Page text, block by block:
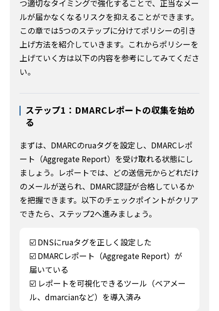
つ適切なタイミングで強化することで、正当なメー
ルが届かなくなるリスクを抑えることができます。
この章では5つのステップに分けてポリシーの引き
上げ方法を紹介していきます。これからポリシーを
上げていく方は以下の内容を参考にしてみてくださ
い。
ステップ1：DMARCレポートの収集を始め
る
まずは、DMARCのruaタグを設定し、DMARCレポ
ート（Aggregate Report）を受け取れる状態にし
ましょう。レポートでは、どの送信元からどれだけ
のメールが送られ、DMARC認証が合格しているか
を把握できます。以下のチェックポイントがクリア
できたら、ステップ2へ進みましょう。
☑️ DNSにruaタグを正しく設定した
☑️ DMARCレポート（Aggregate Report）が
届いている
☑️ レポートを可視化できるツール（ベアメー
ル、dmarcianなど）を導入済み